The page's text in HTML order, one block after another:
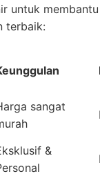
untuk
terbaik:
sangat
&